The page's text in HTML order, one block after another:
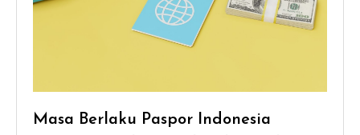
Masa Berlaku Paspor Indonesia